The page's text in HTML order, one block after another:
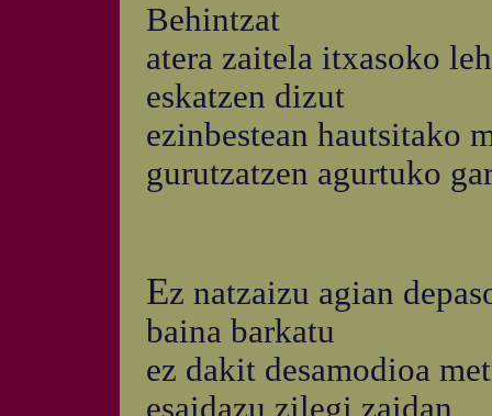
Behintzat
atera zaitela itxasoko
eskatzen dizut
ezinbestean hautsitako
gurutzatzen agurtuko
Ez natzaizu agian
baina barkatu
ez dakit desamodioa
esaidazu zilegi zaidan